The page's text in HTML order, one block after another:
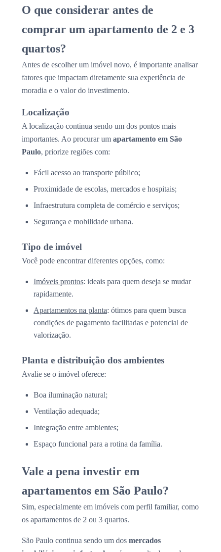
O que considerar antes de
comprar um apartamento de 2 e 3
quartos?
Antes de escolher um imóvel novo, é importante analisar
fatores que impactam diretamente sua experiência de
moradia e o valor do investimento.
Localização
A localização continua sendo um dos pontos mais
importantes. Ao procurar um apartamento em São
Paulo, priorize regiões com:
Fácil acesso ao transporte público;
Proximidade de escolas, mercados e hospitais;
Infraestrutura completa de comércio e serviços;
Segurança e mobilidade urbana.
Tipo de imóvel
Você pode encontrar diferentes opções, como:
Imóveis prontos: ideais para quem deseja se mudar
rapidamente.
Apartamentos na planta: ótimos para quem busca
condições de pagamento facilitadas e potencial de
valorização.
Planta e distribuição dos ambientes
Avalie se o imóvel oferece:
Boa iluminação natural;
Ventilação adequada;
Integração entre ambientes;
Espaço funcional para a rotina da família.
Vale a pena investir em
apartamentos em São Paulo?
Sim, especialmente em imóveis com perfil familiar, como
os apartamentos de 2 ou 3 quartos.
São Paulo continua sendo um dos mercados